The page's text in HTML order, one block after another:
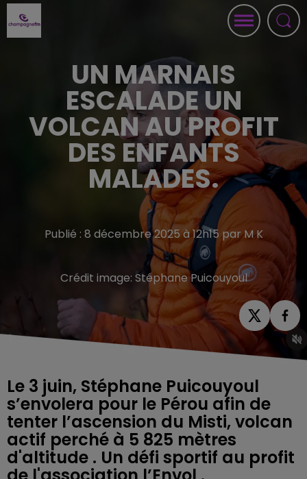
UN MARNAIS
ESCALADE UN
VOLCAN AU PROFIT
DES ENFANTS
MALADES.
Publié : 8 décembre 2025 à 12h15 par M K
Crédit image: Stéphane Puicouyoul
Le 3 juin, Stéphane Puicouyoul
s’envolera pour le Pérou afin de
tenter l’ascension du Misti, volcan
actif perché à 5 825 mètres
d'altitude . Un défi sportif au profit